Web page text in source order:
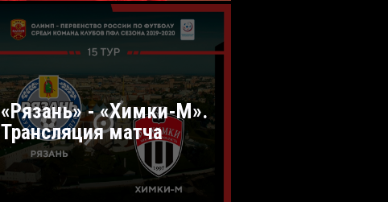
«Рязань» - «Химки-М».
Трансляция матча